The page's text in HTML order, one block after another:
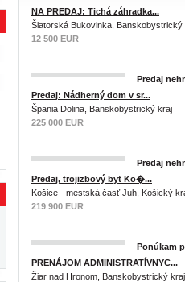
NA PREDAJ: Tichá záhradka...
Šiatorská Bukovinka, Banskobystrický
12 500 EUR
Predaj
Predaj: Nádherný dom v sr...
Špania Dolina, Banskobystrický kraj
225 000 EUR
Predaj
Predaj, trojizbový byt Ko�...
Košice - mestská časť Juh, Košický
219 900 EUR
Ponúkam
PRENÁJOM ADMINISTRATÍVNYC...
Žiar nad Hronom, Banskobystrický kraj